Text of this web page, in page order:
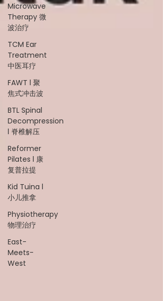
Microwave
Therapy 微
波治疗
TCM Ear
Treatment
中医耳疗
FAWT l 聚
焦式冲击波
BTL Spinal
Decompression
l 脊椎解压
Reformer
Pilates l 康
复普拉提
Kid Tuina l
小儿推拿
Physiotherapy
物理治疗
East-
Meets-
West